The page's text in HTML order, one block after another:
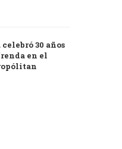
30 años
en el